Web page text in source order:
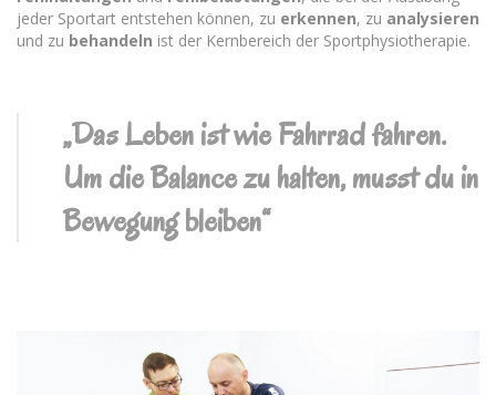
jeder Sportart entstehen können, zu erkennen, zu analysieren
und zu behandeln ist der Kernbereich der Sportphysiotherapie.
„Das Leben ist wie Fahrrad fahren.
Um die Balance zu halten, musst du in
Bewegung bleiben“